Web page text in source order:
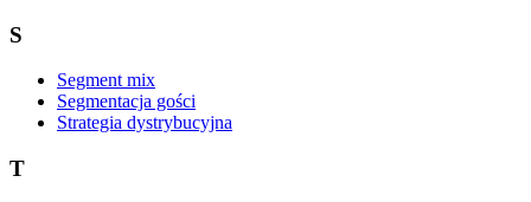
S
Segment mix
Segmentacja gości
Strategia dystrybucyjna
T